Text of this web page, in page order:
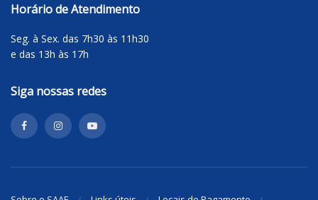
Horário de Atendimento
Seg. à Sex. das 7h30 às 11h30
e das 13h às 17h
Siga nossas redes